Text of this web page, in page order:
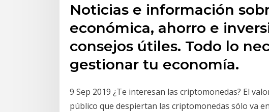
Noticias e información
económica, ahorro e
consejos útiles. Todo lo
gestionar tu economía.
9 Sep 2019 ¿Te interesan las criptomonedas? El
público que despiertan las criptomonedas sólo va